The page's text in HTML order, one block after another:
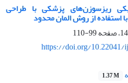
ریزسوزن‌های پزشکی با طراحی
استفاده از روش المان محدود
99-110
https://doi.org/10.22041/
1.37 M